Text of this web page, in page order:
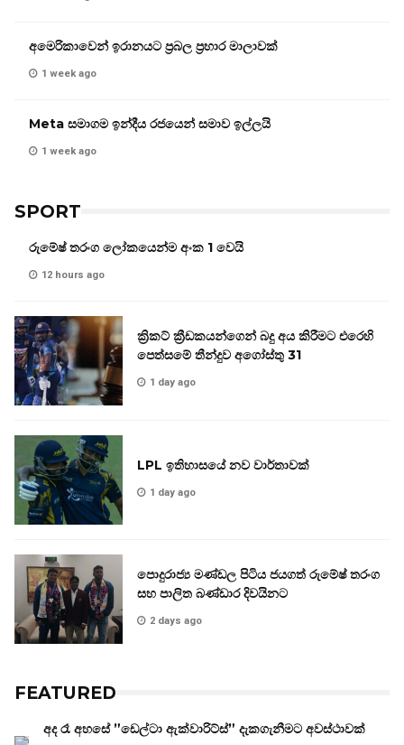
අමෙරිකාවෙන් ඉරානයට ප්‍රබල ප්‍රහාර මාලාවක්
1 week ago
Meta සමාගම ඉන්දීය රජයෙන් සමාව ඉල්ලයි
1 week ago
SPORT
රුමේෂ් තරංග ලෝකයෙන්ම අංක 1 වෙයි
12 hours ago
ක්‍රිකට් ක්‍රීඩකයන්ගෙන් බදු අය කිරීමට එරෙහි
පෙත්සමේ තීන්දුව අගෝස්තු 31
1 day ago
LPL ඉතිහාසයේ නව වාර්තාවක්
1 day ago
පොදුරාජ්‍ය මණ්ඩල පිටිය ජයගත් රුමේෂ් තරංග
සහ පාලිත බණ්ඩාර දිවයිනට
2 days ago
FEATURED
අද රෑ අහසේ ”ඩෙල්ටා ඇක්වාරිට්ස්” දැකගැනීමට අවස්ථාවක්